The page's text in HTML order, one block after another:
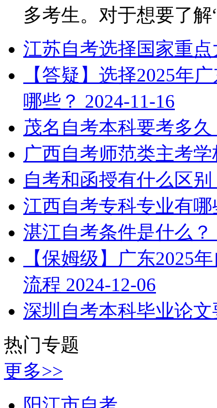
多考生。对于想要了解
江苏自考选择国家重
【答疑】选择2025年
哪些？ 2024-11-16
茂名自考本科要考多久
广西自考师范类主考
自考和函授有什么区别
江西自考专科专业有哪
湛江自考条件是什么？
【保姆级】广东2025
流程 2024-12-06
深圳自考本科毕业论
热门专题
更多>>